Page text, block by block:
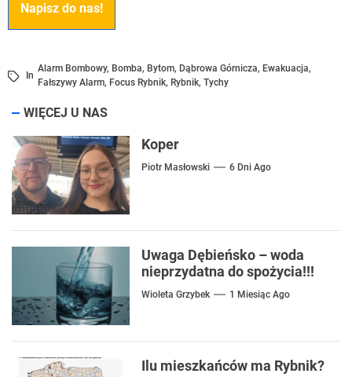
Napisz do nas!
In
Alarm Bombowy, Bomba, Bytom, Dąbrowa Górnicza, Ewakuacja,
Fałszywy Alarm, Focus Rybnik, Rybnik, Tychy
WIĘCEJ U NAS
Koper
Piotr Masłowski 6 Dni Ago
Uwaga Dębieńsko – woda
nieprzydatna do spożycia!!!
Wioleta Grzybek 1 Miesiąc Ago
Ilu mieszkańców ma Rybnik?